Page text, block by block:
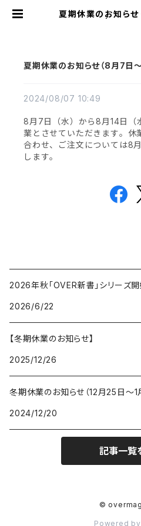
夏期休業のお知らせ
夏期休業のお知らせ（8月7日
2024/08/07 10:49
8月7日（水）から8月14日（
業とさせていただきます。休
合わせ、ご注文については8
します。
2026年秋「OVER新書」シリーズ
2026/6/22
【冬期休業のお知らせ】
2025/12/26
冬期休業のお知らせ（12月25日〜1
2024/12/20
記事一覧
©
Powered by